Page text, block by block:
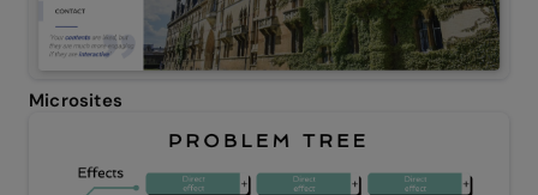
Microsites